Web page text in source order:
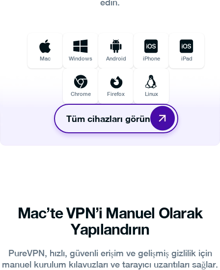
Mac Windows Android iPhone iPad
Chrome Firefox Linux
Tüm cihazları görün
Mac’te VPN’i Manuel Olarak
Yapılandırın
PureVPN, hızlı, güvenli erişim ve gelişmiş gizlilik için
manuel kurulum kılavuzları ve tarayıcı uzantıları sağlar.